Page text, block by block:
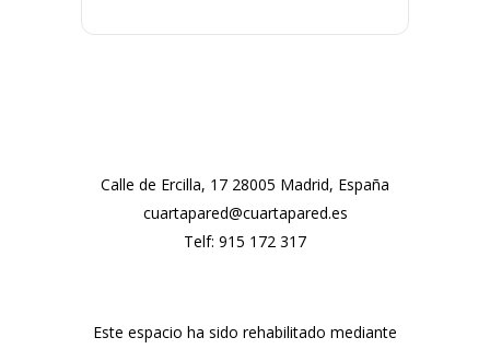
Calle de Ercilla, 17 28005 Madrid, España
cuartapared@cuartapared.es
Telf: 915 172 317
Este espacio ha sido rehabilitado mediante